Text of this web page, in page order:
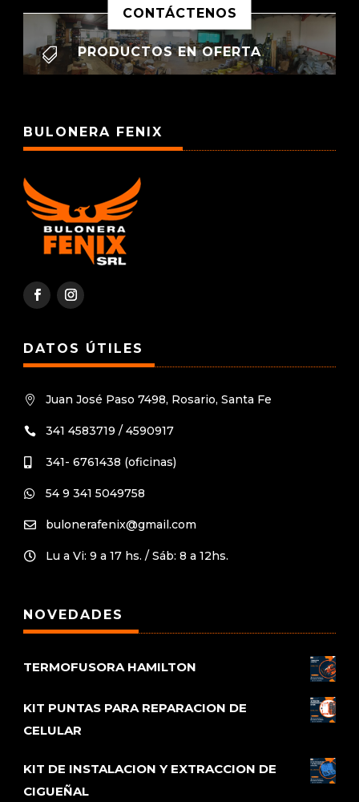
CONTÁCTENOS
 PRODUCTOS EN OFERTA
BULONERA FENIX
DATOS ÚTILES
 Juan José Paso 7498, Rosario, Santa Fe
 341 4583719 / 4590917
 341- 6761438 (oficinas)
 54 9 341 5049758
 bulonerafenix@gmail.com
 Lu a Vi: 9 a 17 hs. / Sáb: 8 a 12hs.
NOVEDADES
TERMOFUSORA HAMILTON
KIT PUNTAS PARA REPARACION DE
CELULAR
KIT DE INSTALACION Y EXTRACCION DE
CIGUEÑAL